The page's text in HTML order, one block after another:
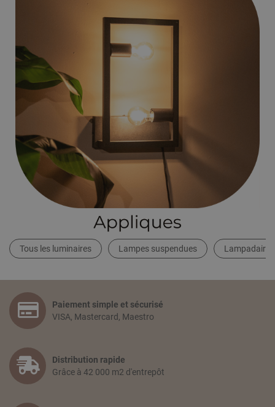
Tous les luminaires Lampes suspendues Lampadaires
Paiement simple et sécurisé
VISA, Mastercard, Maestro
Distribution rapide
Grâce à 42 000 m2 d'entrepôt